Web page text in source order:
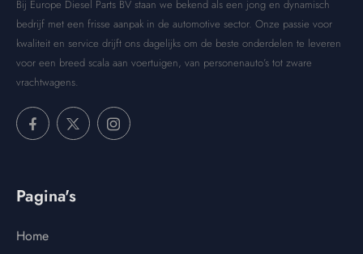
Bij Europe Diesel Parts BV staan we bekend als een jong en dynamisch
bedrijf met een frisse aanpak in de automotive sector. Onze passie voor
kwaliteit en service drijft ons dagelijks om de beste onderdelen te leveren
voor een breed scala aan voertuigen, van personenauto’s tot zware
vrachtwagens.
Pagina's
Home